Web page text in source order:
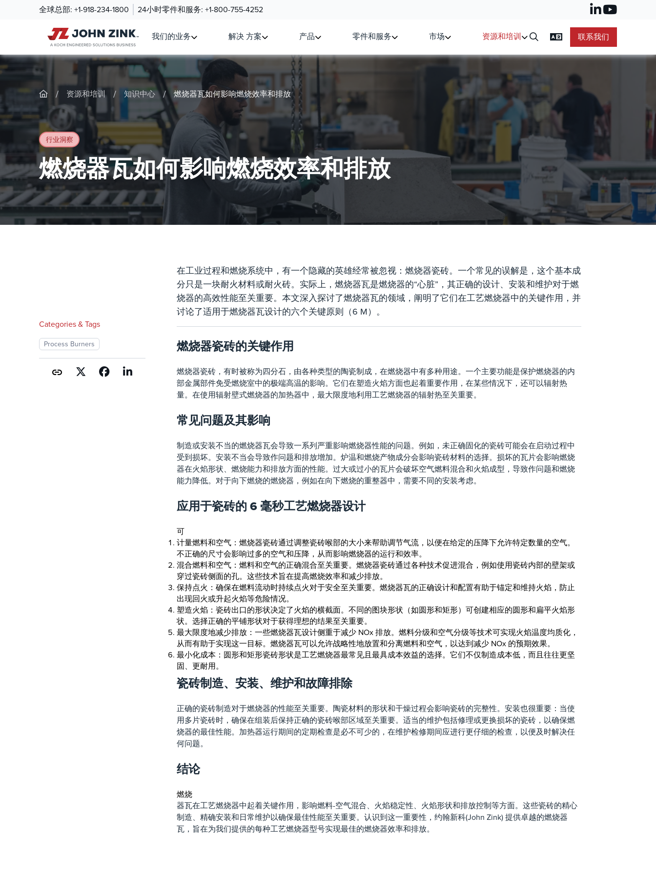
全球总部: +1-918-234-1800 24小时零件和服务: +1-800-755-4252
我们的业务 解决 方案 产品 零件和服务 市场 资源和培训 联系我们
/ 资源和培训 / 知识中心 / 燃烧器瓦如何影响燃烧效率和排放
行业洞察
燃烧器瓦如何影响燃烧效率和排放
Categories & Tags
Process Burners
在工业过程和燃烧系统中，有一个隐藏的英雄经常被忽视：燃烧器瓷砖。一个常见的误解是，这个基本成
分只是一块耐火材料或耐火砖。实际上，燃烧器瓦是燃烧器的“心脏”，其正确的设计、安装和维护对于燃
烧器的高效性能至关重要。本文深入探讨了燃烧器瓦的领域，阐明了它们在工艺燃烧器中的关键作用，并
讨论了适用于燃烧器瓦设计的六个关键原则（6 M）。
燃烧器瓷砖的关键作用
燃烧器瓷砖，有时被称为四分石，由各种类型的陶瓷制成，在燃烧器中有多种用途。一个主要功能是保护燃烧器的内
部金属部件免受燃烧室中的极端高温的影响。它们在塑造火焰方面也起着重要作用，在某些情况下，还可以辐射热
量。在使用辐射壁式燃烧器的加热器中，最大限度地利用工艺燃烧器的辐射热至关重要。
常见问题及其影响
制造或安装不当的燃烧器瓦会导致一系列严重影响燃烧器性能的问题。例如，未正确固化的瓷砖可能会在启动过程中
受到损坏。安装不当会导致作问题和排放增加。炉温和燃烧产物成分会影响瓷砖材料的选择。损坏的瓦片会影响燃烧
器在火焰形状、燃烧能力和排放方面的性能。过大或过小的瓦片会破坏空气燃料混合和火焰成型，导致作问题和燃烧
能力降低。对于向下燃烧的燃烧器，例如在向下燃烧的重整器中，需要不同的安装考虑。
应用于瓷砖的 6 毫秒工艺燃烧器设计
可
计量燃料和空气：燃烧器瓷砖通过调整瓷砖喉部的大小来帮助调节气流，以便在给定的压降下允许特定数量的空气。
不正确的尺寸会影响过多的空气和压降，从而影响燃烧器的运行和效率。
混合燃料和空气：燃料和空气的正确混合至关重要。燃烧器瓷砖通过各种技术促进混合，例如使用瓷砖内部的壁架或
穿过瓷砖侧面的孔。这些技术旨在提高燃烧效率和减少排放。
保持点火：确保在燃料流动时持续点火对于安全至关重要。燃烧器瓦的正确设计和配置有助于锚定和维持火焰，防止
出现回火或升起火焰等危险情况。
塑造火焰：瓷砖出口的形状决定了火焰的横截面。不同的图块形状（如圆形和矩形）可创建相应的圆形和扁平火焰形
状。选择正确的平铺形状对于获得理想的结果至关重要。
最大限度地减少排放：一些燃烧器瓦设计侧重于减少 NOx 排放。燃料分级和空气分级等技术可实现火焰温度均质化，
从而有助于实现这一目标。燃烧器瓦可以允许战略性地放置和分离燃料和空气，以达到减少 NOx 的预期效果。
最小化成本：圆形和矩形瓷砖形状是工艺燃烧器最常见且最具成本效益的选择。它们不仅制造成本低，而且往往更坚
固、更耐用。
瓷砖制造、安装、维护和故障排除
正确的瓷砖制造对于燃烧器的性能至关重要。陶瓷材料的形状和干燥过程会影响瓷砖的完整性。安装也很重要：当使
用多片瓷砖时，确保在组装后保持正确的瓷砖喉部区域至关重要。适当的维护包括修理或更换损坏的瓷砖，以确保燃
烧器的最佳性能。加热器运行期间的定期检查是必不可少的，在维护检修期间应进行更仔细的检查，以便及时解决任
何问题。
结论
燃烧
器瓦在工艺燃烧器中起着关键作用，影响燃料-空气混合、火焰稳定性、火焰形状和排放控制等方面。这些瓷砖的精心
制造、精确安装和日常维护以确保最佳性能至关重要。认识到这一重要性，约翰新科(John Zink) 提供卓越的燃烧器
瓦，旨在为我们提供的每种工艺燃烧器型号实现最佳的燃烧器效率和排放。